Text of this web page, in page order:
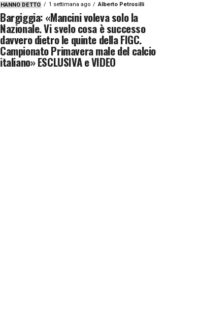
HANNO DETTO 1 settimana ago Alberto Petrosilli
Bargiggia: «Mancini voleva solo la
Nazionale. Vi svelo cosa è successo
davvero dietro le quinte della FIGC.
Campionato Primavera male del calcio
italiano» ESCLUSIVA e VIDEO